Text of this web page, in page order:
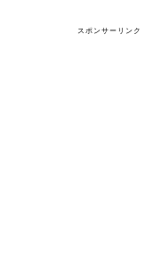
スポンサーリンク